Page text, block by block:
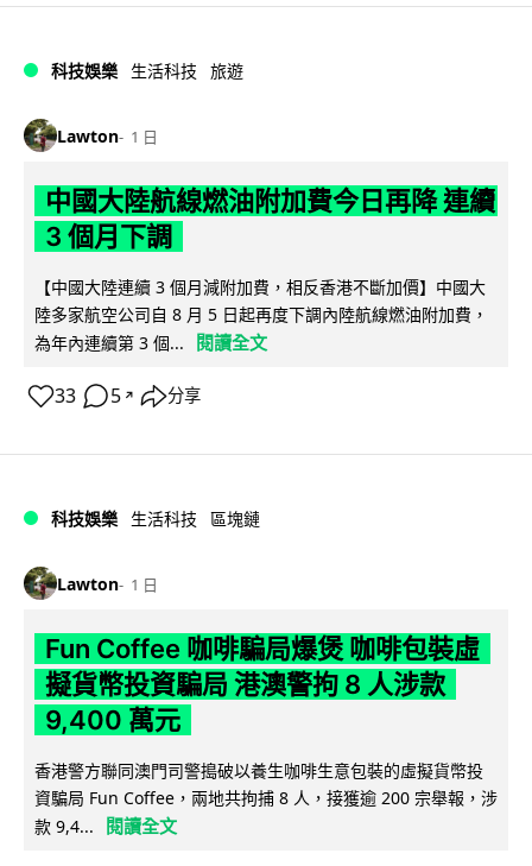
科技娛樂 生活科技 旅遊
Lawton 1 日
中國大陸航線燃油附加費今日再降 連續
3 個月下調
【中國大陸連續 3 個月減附加費，相反香港不斷加價】中國大
陸多家航空公司自 8 月 5 日起再度下調內陸航線燃油附加費，
為年內連續第 3 個...
閱讀全文
33 5 ↗ 分享
科技娛樂 生活科技 區塊鏈
Lawton 1 日
Fun Coffee 咖啡騙局爆煲 咖啡包裝虛
擬貨幣投資騙局 港澳警拘 8 人涉款
9,400 萬元
香港警方聯同澳門司警搗破以養生咖啡生意包裝的虛擬貨幣投
資騙局 Fun Coffee，兩地共拘捕 8 人，接獲逾 200 宗舉報，涉
款 9,4...
閱讀全文